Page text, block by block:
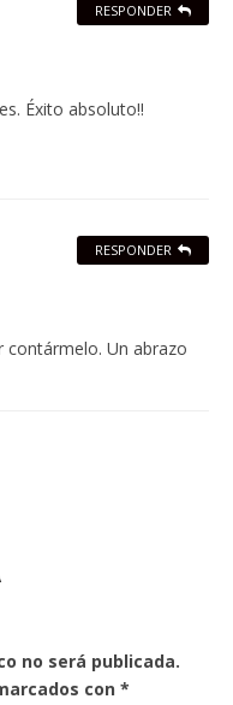
Éxito absoluto!!
RESPONDER
contármelo. Un abrazo
RESPONDER
no será publicada.
con *